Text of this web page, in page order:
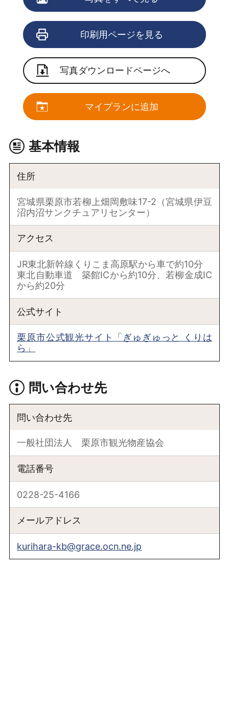
印刷用ページを見る
写真ダウンロードページへ
マイプランに追加
基本情報
住所
宮城県栗原市若柳上畑岡敷味17-2（宮城県伊豆
沼内沼サンクチュアリセンター）
アクセス
JR東北新幹線くりこま高原駅から車で約10分
東北自動車道 築館ICから約10分、若柳金成IC
から約20分
公式サイト
栗原市公式観光サイト「ぎゅぎゅっと くりは
ら」
問い合わせ先
問い合わせ先
一般社団法人 栗原市観光物産協会
電話番号
0228-25-4166
メールアドレス
kurihara-kb@grace.ocn.ne.jp